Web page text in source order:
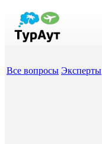
Все вопросы Эксперты